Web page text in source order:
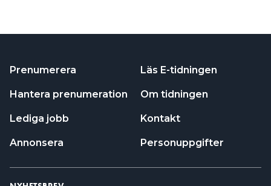
Prenumerera på vårt nyhetsbrev och få nyheter,
tips och bevakningar rakt ner i inkorgen